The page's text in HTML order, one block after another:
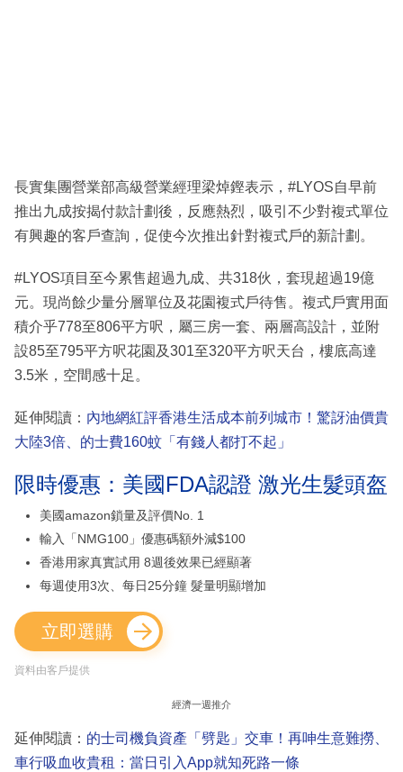
長實集團營業部高級營業經理梁焯鏗表示，#LYOS自早前
推出九成按揭付款計劃後，反應熱烈，吸引不少對複式單位
有興趣的客戶查詢，促使今次推出針對複式戶的新計劃。
#LYOS項目至今累售超過九成、共318伙，套現超過19億
元。現尚餘少量分層單位及花園複式戶待售。複式戶實用面
積介乎778至806平方呎，屬三房一套、兩層高設計，並附
設85至795平方呎花園及301至320平方呎天台，樓底高達
3.5米，空間感十足。
延伸閱讀： 內地網紅評香港生活成本前列城市！驚訝油價貴
大陸3倍、的士費160蚊「有錢人都打不起」
限時優惠：美國FDA認證 激光生髮頭盔
美國amazon鎖量及評價No. 1
輸入「NMG100」優惠碼額外減$100
香港用家真實試用 8週後效果已經顯著
每週使用3次、每日25分鐘 髮量明顯增加
立即選購
資料由客戶提供
經濟一週推介
延伸閱讀： 的士司機負資產「劈匙」交車！再呻生意難撈、
車行吸血收貴租：當日引入App就知死路一條